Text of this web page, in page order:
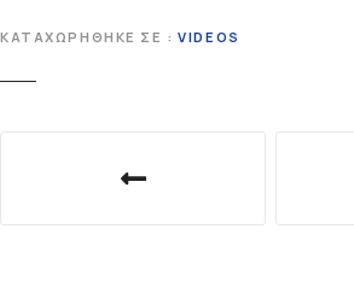
ΚΑΤΑΧΩΡΉΘΗΚΕ ΣΕ VIDEOS